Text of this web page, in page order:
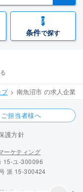
条件で探す
プ 南魚沼市 の求人企業
担当者様へ
護方針
ーケティング
15-ユ-300096
派 15-300424